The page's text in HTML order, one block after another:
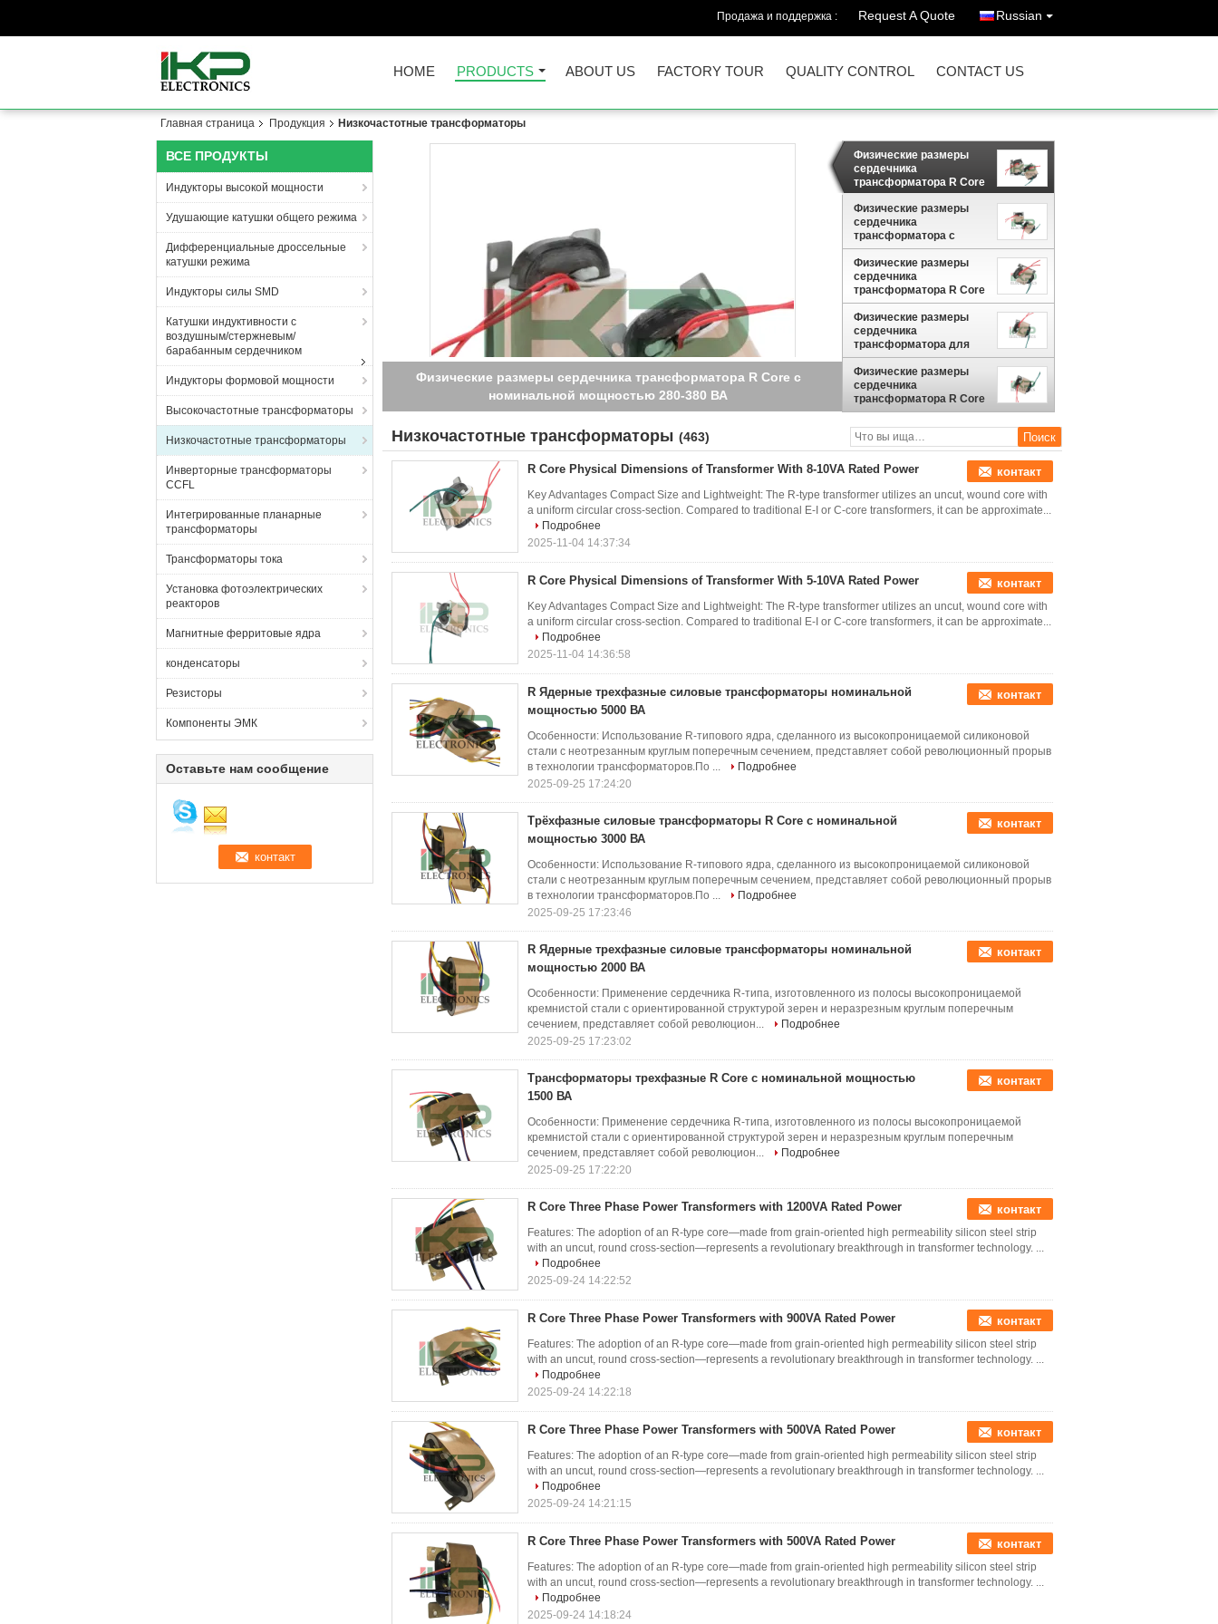
Продажа и поддержка : Request A Quote Russian
HOME PRODUCTS ABOUT US FACTORY TOUR QUALITY CONTROL CONTACT US
Главная страница Продукция Низкочастотные трансформаторы
ВСЕ ПРОДУКТЫ
Индукторы высокой мощности
Удушающие катушки общего режима
Дифференциальные дроссельные
катушки режима
Индукторы силы SMD
Катушки индуктивности с
воздушным/стержневым/
барабанным сердечником
Индукторы формовой мощности
Высокочастотные трансформаторы
Низкочастотные трансформаторы
Инверторные трансформаторы
CCFL
Интегрированные планарные
трансформаторы
Трансформаторы тока
Установка фотоэлектрических
реакторов
Магнитные ферритовые ядра
конденсаторы
Резисторы
Компоненты ЭМК
Оставьте нам сообщение
Физические размеры сердечника трансформатора с номинальной
мощностью 200-300 ВА
Физические размеры
сердечника
трансформатора R Core
с номинальной
мощностью 280-380 ВА
Физические размеры
сердечника
трансформатора с
номинальной
мощностью 200-300 ВА
Физические размеры
сердечника
трансформатора R Core
с номинальной
мощностью 70-100 ВА
Физические размеры
сердечника
трансформатора для
трансформаторов
номинальной
мощностью 150-200 ВА
Физические размеры
сердечника
трансформатора R Core
с номинальной
мощностью 90-130 ВА
Низкочастотные трансформаторы (463)
R Core Physical Dimensions of Transformer With 8-10VA Rated Power контакт
Key Advantages Compact Size and Lightweight: The R-type transformer utilizes an uncut, wound core with
a uniform circular cross-section. Compared to traditional E-I or C-core transformers, it can be approximate...
Подробнее
2025-11-04 14:37:34
R Core Physical Dimensions of Transformer With 5-10VA Rated Power контакт
Key Advantages Compact Size and Lightweight: The R-type transformer utilizes an uncut, wound core with
a uniform circular cross-section. Compared to traditional E-I or C-core transformers, it can be approximate...
Подробнее
2025-11-04 14:36:58
R Ядерные трехфазные силовые трансформаторы номинальной
мощностью 5000 ВА
контакт
Особенности: Использование R-типового ядра, сделанного из высокопроницаемой силиконовой
стали с неотрезанным круглым поперечным сечением, представляет собой революционный прорыв
в технологии трансформаторов.По ...
Подробнее
2025-09-25 17:24:20
Трёхфазные силовые трансформаторы R Core с номинальной
мощностью 3000 ВА
контакт
Особенности: Использование R-типового ядра, сделанного из высокопроницаемой силиконовой
стали с неотрезанным круглым поперечным сечением, представляет собой революционный прорыв
в технологии трансформаторов.По ...
Подробнее
2025-09-25 17:23:46
R Ядерные трехфазные силовые трансформаторы номинальной
мощностью 2000 ВА
контакт
Особенности: Применение сердечника R-типа, изготовленного из полосы высокопроницаемой
кремнистой стали с ориентированной структурой зерен и неразрезным круглым поперечным
сечением, представляет собой революцион...
Подробнее
2025-09-25 17:23:02
Трансформаторы трехфазные R Core с номинальной мощностью
1500 ВА
контакт
Особенности: Применение сердечника R-типа, изготовленного из полосы высокопроницаемой
кремнистой стали с ориентированной структурой зерен и неразрезным круглым поперечным
сечением, представляет собой революцион...
Подробнее
2025-09-25 17:22:20
R Core Three Phase Power Transformers with 1200VA Rated Power контакт
Features: The adoption of an R-type core—made from grain-oriented high permeability silicon steel strip
with an uncut, round cross-section—represents a revolutionary breakthrough in transformer technology. ...
Подробнее
2025-09-24 14:22:52
R Core Three Phase Power Transformers with 900VA Rated Power контакт
Features: The adoption of an R-type core—made from grain-oriented high permeability silicon steel strip
with an uncut, round cross-section—represents a revolutionary breakthrough in transformer technology. ...
Подробнее
2025-09-24 14:22:18
R Core Three Phase Power Transformers with 500VA Rated Power контакт
Features: The adoption of an R-type core—made from grain-oriented high permeability silicon steel strip
with an uncut, round cross-section—represents a revolutionary breakthrough in transformer technology. ...
Подробнее
2025-09-24 14:21:15
R Core Three Phase Power Transformers with 500VA Rated Power контакт
Features: The adoption of an R-type core—made from grain-oriented high permeability silicon steel strip
with an uncut, round cross-section—represents a revolutionary breakthrough in transformer technology. ...
Подробнее
2025-09-24 14:18:24